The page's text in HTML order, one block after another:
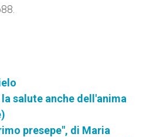
salute anche dell'anima
presepe", di Maria